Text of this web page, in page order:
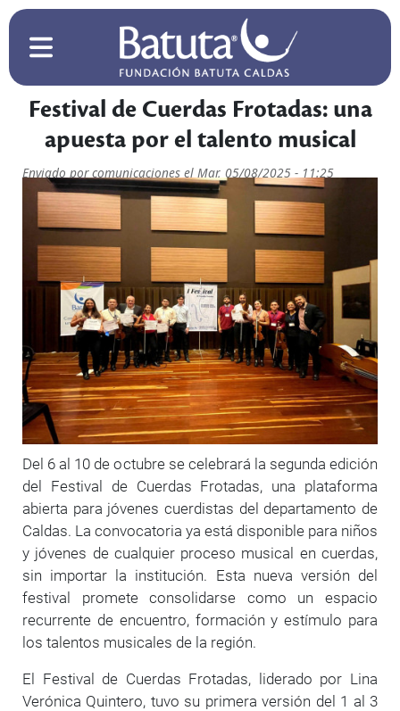
Pasar al contenido principal
Festival de Cuerdas Frotadas: una
apuesta por el talento musical
Enviado porcomunicaciones el Mar, 05/08/2025 - 11:25
Imagen de noticia
body
Del 6 al 10 de octubre se celebrará la segunda edición
del Festival de Cuerdas Frotadas, una plataforma
abierta para jóvenes cuerdistas del departamento de
Caldas. La convocatoria ya está disponible para niños
y jóvenes de cualquier proceso musical en cuerdas,
sin importar la institución. Esta nueva versión del
festival promete consolidarse como un espacio
recurrente de encuentro, formación y estímulo para
los talentos musicales de la región.
El Festival de Cuerdas Frotadas, liderado por Lina
Verónica Quintero, tuvo su primera versión del 1 al 3
principal